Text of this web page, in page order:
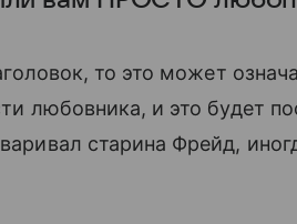
то это может
любовника, и это будет
старина Фрейд,